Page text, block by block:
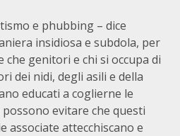
e phubbing – dice
insidiosa e subdola, per
genitori e chi si occupa di
dei nidi, degli asili e della
educati a coglierne le
evitare che questi
associate attecchiscano e